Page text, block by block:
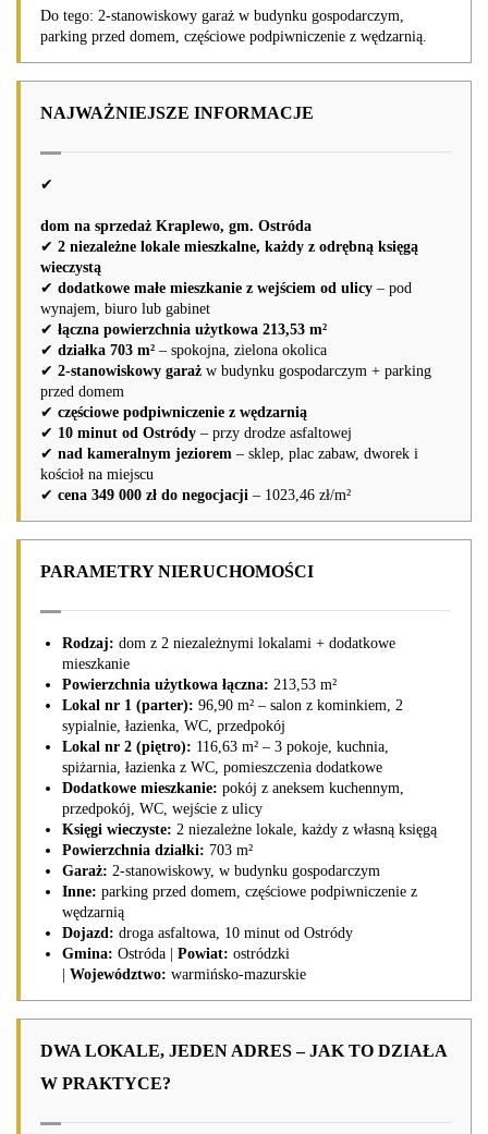
Do tego: 2-stanowiskowy garaż w budynku gospodarczym,
parking przed domem, częściowe podpiwniczenie z wędzarnią.
NAJWAŻNIEJSZE INFORMACJE
✔
dom na sprzedaż Kraplewo, gm. Ostróda
✔ 2 niezależne lokale mieszkalne, każdy z odrębną księgą
wieczystą
✔ dodatkowe małe mieszkanie z wejściem od ulicy – pod
wynajem, biuro lub gabinet
✔ łączna powierzchnia użytkowa 213,53 m²
✔ działka 703 m² – spokojna, zielona okolica
✔ 2-stanowiskowy garaż w budynku gospodarczym + parking
przed domem
✔ częściowe podpiwniczenie z wędzarnią
✔ 10 minut od Ostródy – przy drodze asfaltowej
✔ nad kameralnym jeziorem – sklep, plac zabaw, dworek i
kościoł na miejscu
✔ cena 349 000 zł do negocjacji – 1023,46 zł/m²
PARAMETRY NIERUCHOMOŚCI
Rodzaj: dom z 2 niezależnymi lokalami + dodatkowe
mieszkanie
Powierzchnia użytkowa łączna: 213,53 m²
Lokal nr 1 (parter): 96,90 m² – salon z kominkiem, 2
sypialnie, łazienka, WC, przedpokój
Lokal nr 2 (piętro): 116,63 m² – 3 pokoje, kuchnia,
spiżarnia, łazienka z WC, pomieszczenia dodatkowe
Dodatkowe mieszkanie: pokój z aneksem kuchennym,
przedpokój, WC, wejście z ulicy
Księgi wieczyste: 2 niezależne lokale, każdy z własną księgą
Powierzchnia działki: 703 m²
Garaż: 2-stanowiskowy, w budynku gospodarczym
Inne: parking przed domem, częściowe podpiwniczenie z
wędzarnią
Dojazd: droga asfaltowa, 10 minut od Ostródy
Gmina: Ostróda | Powiat: ostródzki
| Województwo: warmińsko-mazurskie
DWA LOKALE, JEDEN ADRES – JAK TO DZIAŁA
W PRAKTYCE?